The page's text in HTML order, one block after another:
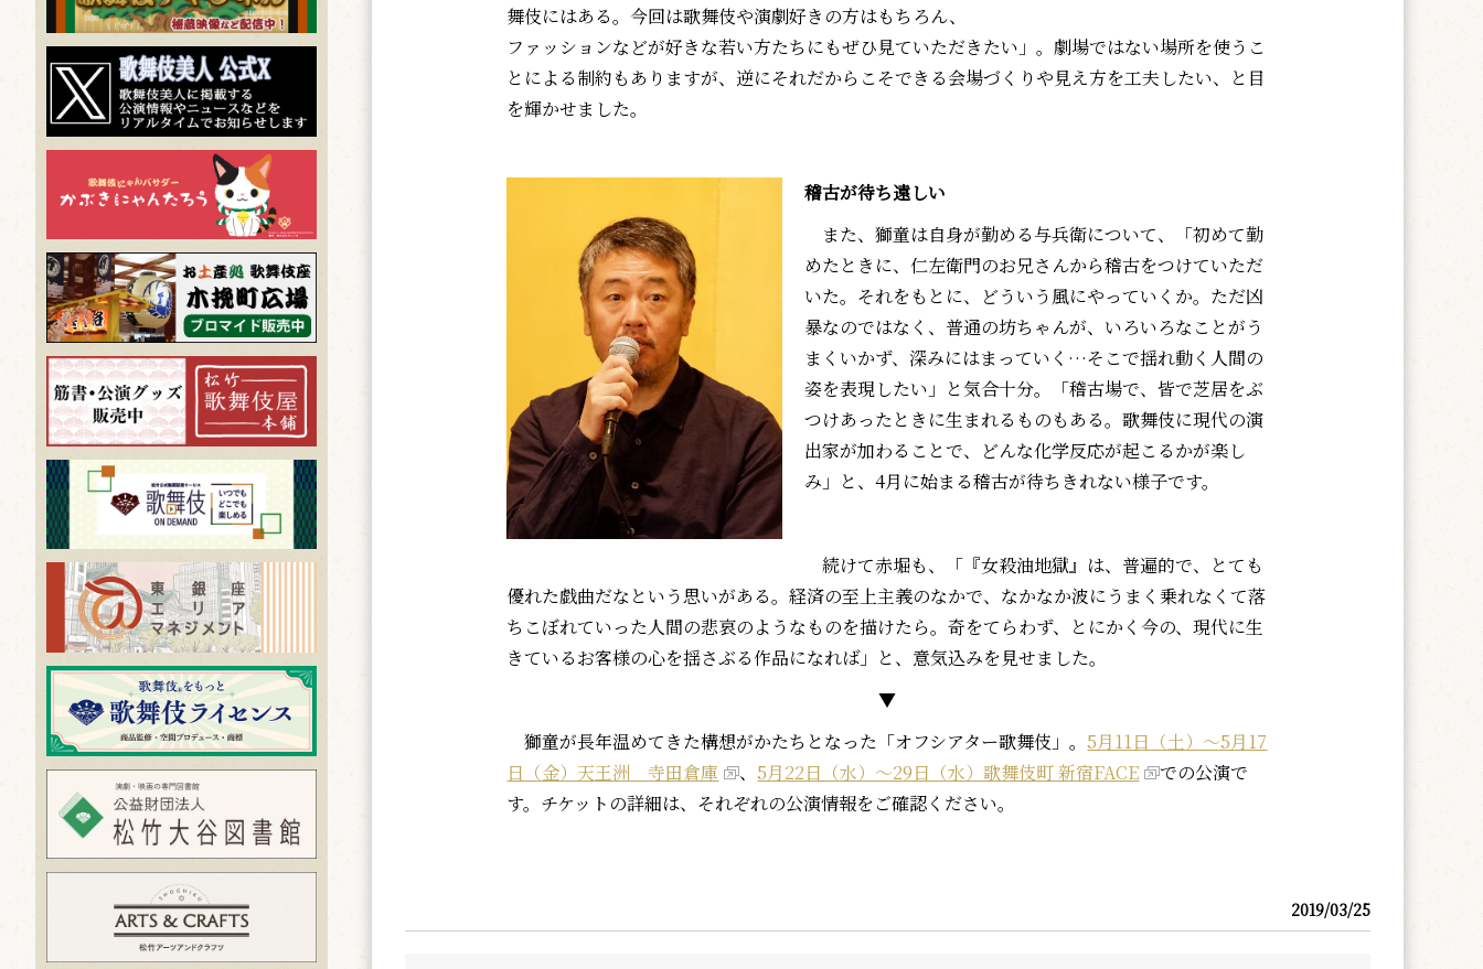
舞伎にはある。今回は歌舞伎や演劇好きの方はもちろん、
ファッションなどが好きな若い方たちにもぜひ見ていただきたい」。劇場ではない場所を使うこ
とによる制約もありますが、逆にそれだからこそできる会場づくりや見え方を工夫したい、と目
を輝かせました。
稽古が待ち遠しい
また、獅童は自身が勤める与兵衛について、「初めて勤
めたときに、仁左衛門のお兄さんから稽古をつけていただ
いた。それをもとに、どういう風にやっていくか。ただ凶
暴なのではなく、普通の坊ちゃんが、いろいろなことがう
まくいかず、深みにはまっていく…そこで揺れ動く人間の
姿を表現したい」と気合十分。「稽古場で、皆で芝居をぶ
つけあったときに生まれるものもある。歌舞伎に現代の演
出家が加わることで、どんな化学反応が起こるかが楽し
み」と、4月に始まる稽古が待ちきれない様子です。
続けて赤堀も、「『女殺油地獄』は、普遍的で、とても
優れた戯曲だなという思いがある。経済の至上主義のなかで、なかなか波にうまく乗れなくて落
ちこぼれていった人間の悲哀のようなものを描けたら。奇をてらわず、とにかく今の、現代に生
きているお客様の心を揺さぶる作品になれば」と、意気込みを見せました。
▼
獅童が長年温めてきた構想がかたちとなった「オフシアター歌舞伎」。5月11日（土）～5月17
日（金）天王洲 寺田倉庫
、5月22日（水）～29日（水）歌舞伎町 新宿FACE
での公演で
す。チケットの詳細は、それぞれの公演情報をご確認ください。
2019/03/25